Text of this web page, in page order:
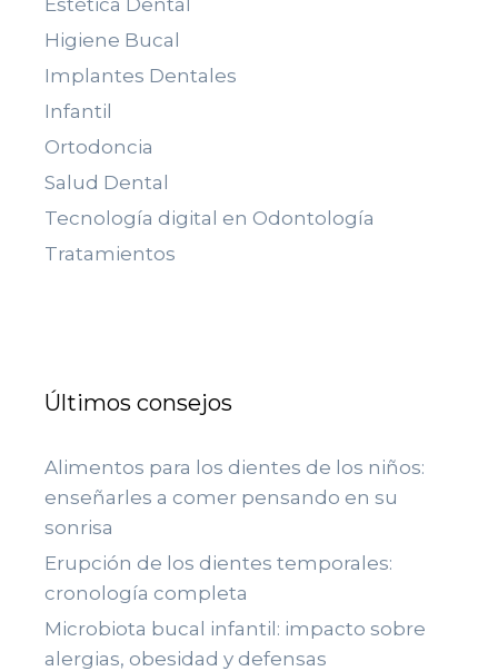
Higiene Bucal
Implantes Dentales
Infantil
Ortodoncia
Salud Dental
Tecnología digital en Odontología
Tratamientos
Últimos consejos
Alimentos para los dientes de los niños:
enseñarles a comer pensando en su
sonrisa
Erupción de los dientes temporales:
cronología completa
Microbiota bucal infantil: impacto sobre
alergias, obesidad y defensas